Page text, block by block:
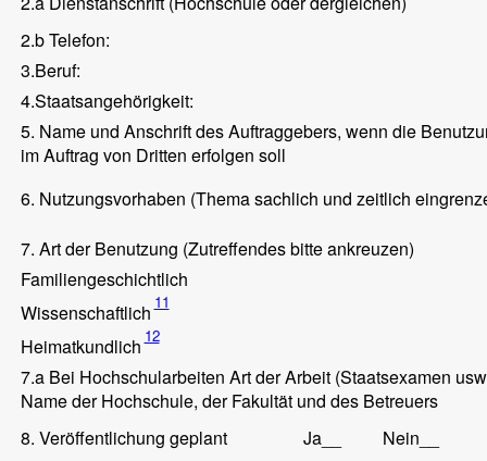
2.b Telefon:
3.Beruf:
4.Staatsangehörigkeit:
5. Name und Anschrift des Auftraggebers, wenn die
im Auftrag von Dritten erfolgen soll
6. Nutzungsvorhaben (Thema sachlich und zeitlich
7. Art der Benutzung (Zutreffendes bitte ankreuzen)
Familiengeschichtlich
Wissenschaftlich 11
Heimatkundlich 12
7.a Bei Hochschularbeiten Art der Arbeit (Staatsexamen
Name der Hochschule, der Fakultät und des Betreuers
8. Veröffentlichung geplant
Ja__
Nein__